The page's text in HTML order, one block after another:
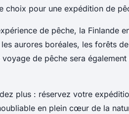
choix pour une expédition de
de pêche, la Finlande
aurores boréales, les forêts
de pêche sera
plus : réservez votre
en plein cœur de la